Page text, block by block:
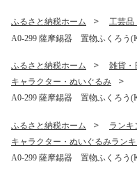
ふるさと納税ホーム 工芸品
A0-299 薩摩錫器 置物ふくろう
ふるさと納税ホーム
雑貨・
キャラクター・ぬいぐるみ
A0-299 薩摩錫器 置物ふくろう
ふるさと納税ホーム ランキ
キャラクター・ぬいぐるみラン
A0-299 薩摩錫器 置物ふくろう